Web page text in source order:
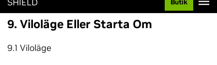
content
Butik
9. Viloläge Eller Starta Om
9.1 Viloläge